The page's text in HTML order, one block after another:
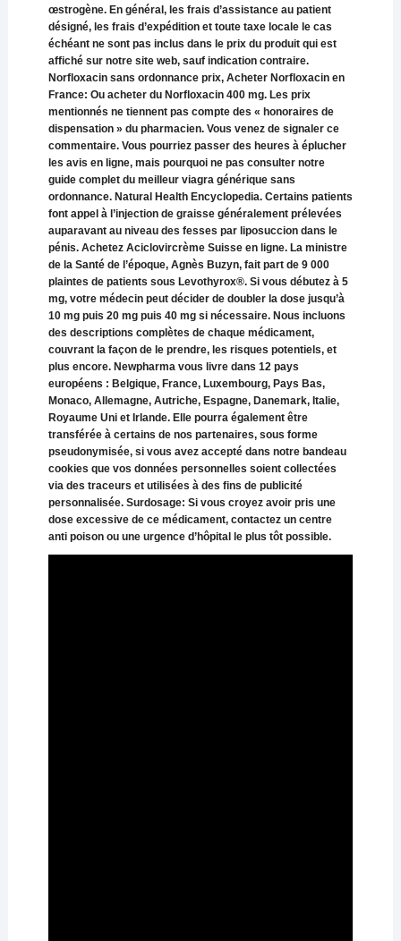
œstrogène. En général, les frais d’assistance au patient
désigné, les frais d’expédition et toute taxe locale le cas
échéant ne sont pas inclus dans le prix du produit qui est
affiché sur notre site web, sauf indication contraire.
Norfloxacin sans ordonnance prix, Acheter Norfloxacin en
France: Ou acheter du Norfloxacin 400 mg. Les prix
mentionnés ne tiennent pas compte des « honoraires de
dispensation » du pharmacien. Vous venez de signaler ce
commentaire. Vous pourriez passer des heures à éplucher
les avis en ligne, mais pourquoi ne pas consulter notre
guide complet du meilleur viagra générique sans
ordonnance. Natural Health Encyclopedia. Certains patients
font appel à l’injection de graisse généralement prélevées
auparavant au niveau des fesses par liposuccion dans le
pénis. Achetez Aciclovircrème Suisse en ligne. La ministre
de la Santé de l’époque, Agnès Buzyn, fait part de 9 000
plaintes de patients sous Levothyrox®. Si vous débutez à 5
mg, votre médecin peut décider de doubler la dose jusqu’à
10 mg puis 20 mg puis 40 mg si nécessaire. Nous incluons
des descriptions complètes de chaque médicament,
couvrant la façon de le prendre, les risques potentiels, et
plus encore. Newpharma vous livre dans 12 pays
européens : Belgique, France, Luxembourg, Pays Bas,
Monaco, Allemagne, Autriche, Espagne, Danemark, Italie,
Royaume Uni et Irlande. Elle pourra également être
transférée à certains de nos partenaires, sous forme
pseudonymisée, si vous avez accepté dans notre bandeau
cookies que vos données personnelles soient collectées
via des traceurs et utilisées à des fins de publicité
personnalisée. Surdosage: Si vous croyez avoir pris une
dose excessive de ce médicament, contactez un centre
anti poison ou une urgence d’hôpital le plus tôt possible.